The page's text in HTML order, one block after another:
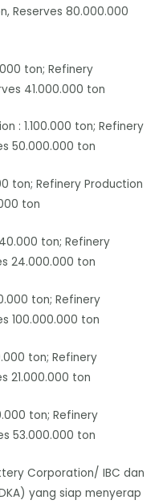
Reserves 80.000.000
ton; Refinery
41.000.000 ton
: 1.100.000 ton; Refinery
50.000.000 ton
ton; Refinery Production
ton
ton; Refinery
24.000.000 ton
ton; Refinery
100.000.000 ton
ton; Refinery
21.000.000 ton
ton; Refinery
53.000.000 ton
Corporation/ IBC dan
yang siap menyerap